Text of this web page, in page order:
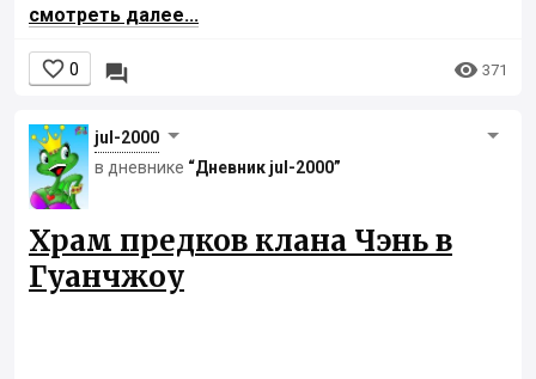
смотреть далее...
 0   371
jul-2000
в дневнике “Дневник jul-2000”
Храм предков клана Чэнь в
Гуанчжоу